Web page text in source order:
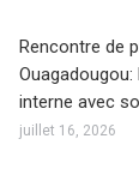
Rencontre de
Ouagadougou:
interne avec
juillet 16, 2026